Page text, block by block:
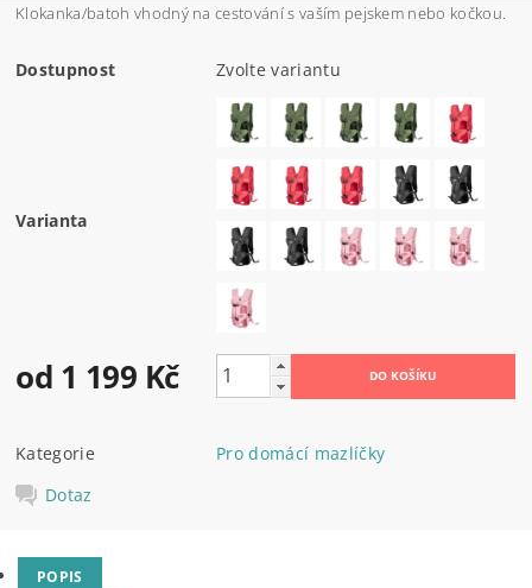
Klokanka/batoh vhodný na cestování s vaším pejskem nebo kočkou.
Dostupnost Zvolte variantu
Varianta
od 1 199 Kč
Kategorie
Pro domácí mazlíčky
Dotaz
POPIS